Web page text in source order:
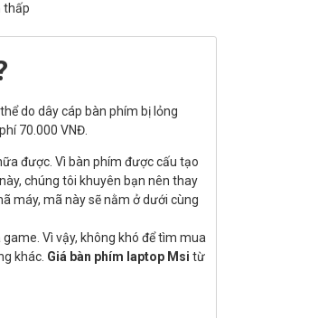
thấp
do dây cáp bàn phím bị lỏng
70.000 VNĐ.
được. Vì bàn phím được cấu tạo
chúng tôi khuyên bạn nên thay
máy, mã này sẽ nằm ở dưới cùng
Vì vậy, không khó để tìm mua
khác. Giá bàn phím laptop Msi từ